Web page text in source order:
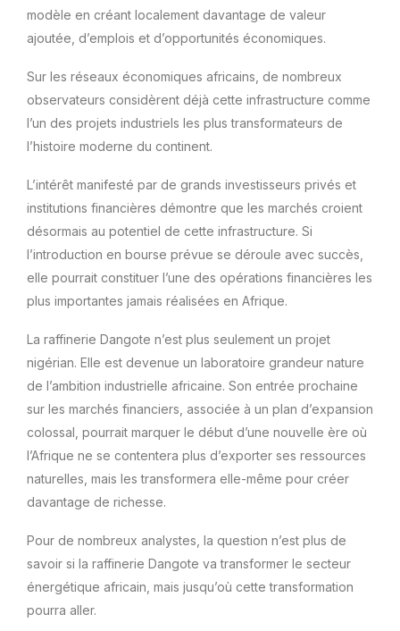
modèle en créant localement davantage de valeur
ajoutée, d’emplois et d’opportunités économiques.
Sur les réseaux économiques africains, de nombreux
observateurs considèrent déjà cette infrastructure comme
l’un des projets industriels les plus transformateurs de
l’histoire moderne du continent.
L’intérêt manifesté par de grands investisseurs privés et
institutions financières démontre que les marchés croient
désormais au potentiel de cette infrastructure. Si
l’introduction en bourse prévue se déroule avec succès,
elle pourrait constituer l’une des opérations financières les
plus importantes jamais réalisées en Afrique.
La raffinerie Dangote n’est plus seulement un projet
nigérian. Elle est devenue un laboratoire grandeur nature
de l’ambition industrielle africaine. Son entrée prochaine
sur les marchés financiers, associée à un plan d’expansion
colossal, pourrait marquer le début d’une nouvelle ère où
l’Afrique ne se contentera plus d’exporter ses ressources
naturelles, mais les transformera elle-même pour créer
davantage de richesse.
Pour de nombreux analystes, la question n’est plus de
savoir si la raffinerie Dangote va transformer le secteur
énergétique africain, mais jusqu’où cette transformation
pourra aller.